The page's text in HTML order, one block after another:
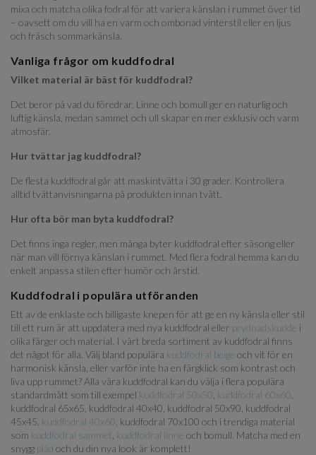
mixa och matcha olika fodral för att variera känslan i rummet över tid
– oavsett om du vill ha en varm och ombonad vinterstil eller en ljus
och fräsch sommarkänsla.
Vanliga frågor om kuddfodral
Vilket material är bäst för kuddfodral?
Det beror på vad du föredrar. Linne och bomull ger en naturlig och
luftig känsla, medan sammet och ull skapar en mer exklusiv och varm
atmosfär.
Hur tvättar jag kuddfodral?
De flesta kuddfodral går att maskintvätta i 30 grader. Kontrollera
alltid tvättanvisningarna på produkten innan tvätt.
Hur ofta bör man byta kuddfodral?
Det finns inga regler, men många byter kuddfodral efter säsong eller
när man vill förnya känslan i rummet. Med flera fodral hemma kan du
enkelt anpassa stilen efter humör och årstid.
Kuddfodral i populära utföranden
Ett av de enklaste och billigaste knepen för att ge en ny känsla eller stil
till ett rum är att uppdatera med nya kuddfodral eller prydnadskudde i
olika färger och material. I vårt breda sortiment av kuddfodral finns
det något för alla. Välj bland populära kuddfodral beige och vit för en
harmonisk känsla, eller varför inte ha en färgklick som kontrast och
liva upp rummet? Alla våra kuddfodral kan du välja i flera populära
standardmått som till exempel kuddfodral 50x50 kuddfodral 60x60
kuddfodral 65x65, kuddfodral 40x40, kuddfodral 50x90, kuddfodral
45x45, kuddfodral 40x60 , kuddfodral 70x100 och i trendiga material
som kuddfodral sammet kuddfodral linne och bomull. Matcha med en
snygg pläd och du din nya look är komplett!